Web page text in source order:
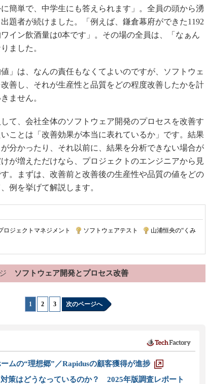
簡単で、中学生にも答えられます」。全員の頭から湧
題者が続けました。「例えば、鎌倉幕府ができた1192
イン飲酒量は0本です」。その場の全員は、「なぁん
ました。
」は、なんの責任もなくてよいのですが、ソフトウェ
善し、それが生産性と品質をどの程度改善したかを計
ません。
て、会社全体のソフトウェア開発のプロセスを改善す
ことは「改善効果が本当に表れているか」です。結果
分かったり、それ以前に、結果を分析できない場合が
が増えただけなら、プロジェクトのエンジニアから見
。まずは、改善前と改善後の生産性や品質の値をどの
例を挙げて解説します。
ロジェクトマネジメント ソフトウェアテスト
山浦恒央の“くみ
ソフトウェア開発とプロセス改善
1 2 3 次のページへ
ムの“理想郷”／Rapidusの顧客獲得が進捗
策はどうなっているのか？ 2025年版調査レポート